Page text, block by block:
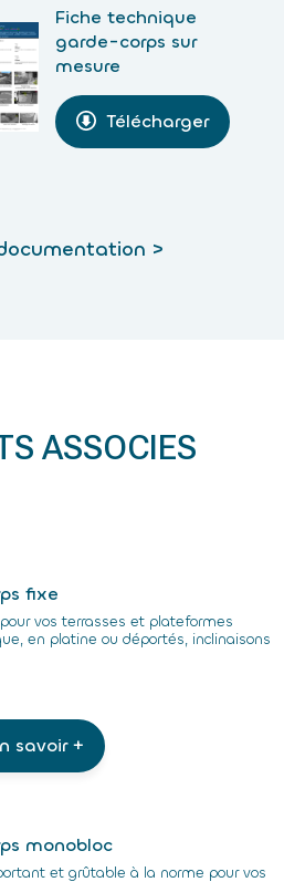
Fiche technique
garde-corps sur
mesure
Télécharger
>
ASSOCIES
fixe
vos terrasses et plateformes
en platine ou déportés, inclinaisons
savoir +
monobloc
et grûtable à la norme pour vos